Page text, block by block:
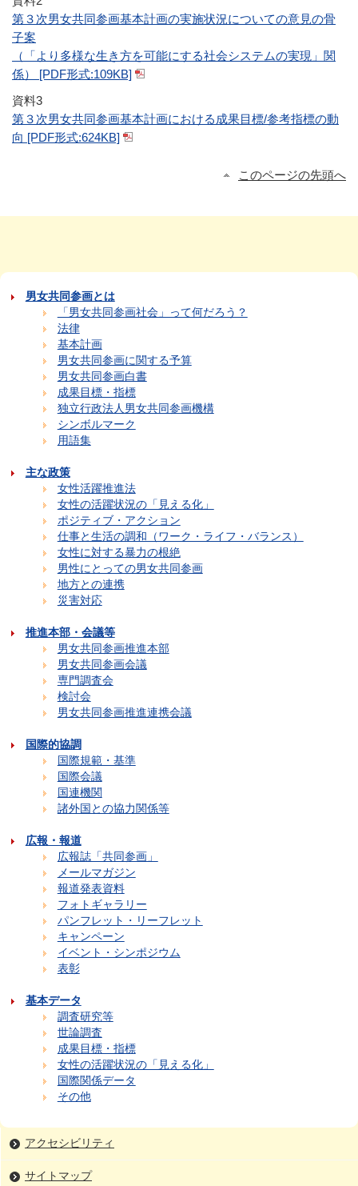
第３次男女共同参画基本計画の実施状況についての意見の骨
子案
（「より多様な生き方を可能にする社会システムの実現」関
係） [PDF形式:109KB]
資料3
第３次男女共同参画基本計画における成果目標/参考指標の動
向 [PDF形式:624KB]
このページの先頭へ